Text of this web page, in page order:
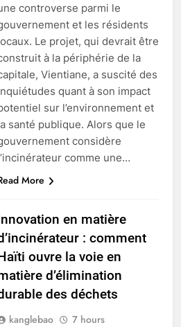
controverse parmi le
et les résidents
Le projet, qui devrait être
à la périphérie de la
Vientiane, a suscité des
quant à son impact
sur l’environnement et
santé publique. Alors que le
considère
comme une…
More
en matière
: comment
ouvre la voie en
d’élimination
des déchets
kanglebao
7 hours